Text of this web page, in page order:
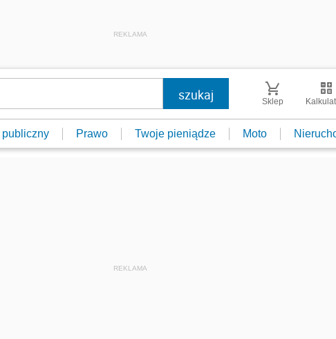
REKLAMA
Sklep
publiczny Prawo Twoje pieniądze Moto